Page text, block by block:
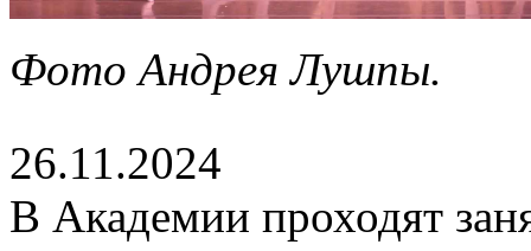
Фото Андрея Лушпы.
26.11.2024
В Академии проходят